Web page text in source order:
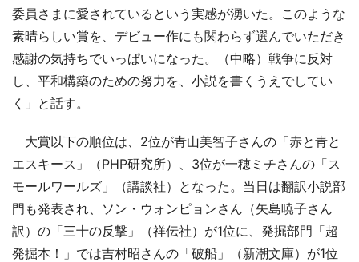
委員さまに愛されているという実感が湧いた。このような
素晴らしい賞を、デビュー作にも関わらず選んでいただき
感謝の気持ちでいっぱいになった。（中略）戦争に反対
し、平和構築のための努力を、小説を書くうえでしてい
く」と話す。
大賞以下の順位は、2位が青山美智子さんの「赤と青と
エスキース」（PHP研究所）、3位が一穂ミチさんの「ス
モールワールズ」（講談社）となった。当日は翻訳小説部
門も発表され、ソン・ウォンピョンさん（矢島暁子さん
訳）の「三十の反撃」（祥伝社）が1位に、発掘部門「超
発掘本！」では吉村昭さんの「破船」（新潮文庫）が1位